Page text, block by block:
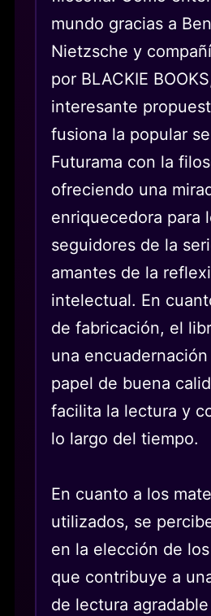
mundo gracias a
Nietzsche y
por BLACKIE
interesante
fusiona la popular
Futurama con la
ofreciendo una
enriquecedora para
seguidores de la
amantes de la
intelectual. En
de fabricación, el
una
papel de buena
facilita la lectura y
lo largo del tiempo.
En cuanto a los
utilizados, se
en la elección de
que contribuye a
de lectura